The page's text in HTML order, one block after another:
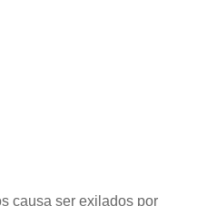
causa ser exilados por